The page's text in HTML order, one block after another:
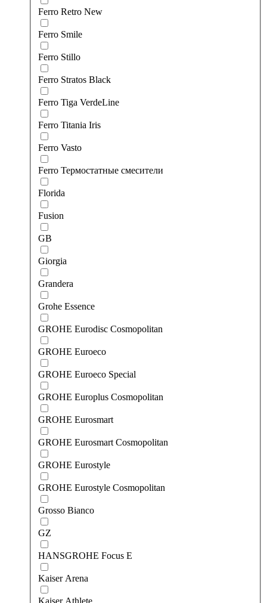
Ferro Retro New
Ferro Smile
Ferro Stillo
Ferro Stratos Black
Ferro Tiga VerdeLine
Ferro Titania Iris
Ferro Vasto
Ferro Термостатные смесители
Florida
Fusion
GB
Giorgia
Grandera
Grohe Essence
GROHE Eurodisc Cosmopolitan
GROHE Euroeco
GROHE Euroeco Special
GROHE Europlus Cosmopolitan
GROHE Eurosmart
GROHE Eurosmart Cosmopolitan
GROHE Eurostyle
GROHE Eurostyle Cosmopolitan
Grosso Bianco
GZ
HANSGROHE Focus E
Kaiser Arena
Kaiser Athlete